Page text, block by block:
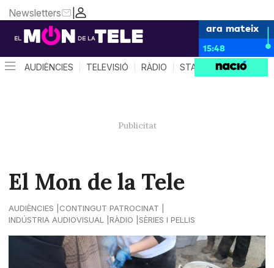
|
Newsletters
ara mateix
15:48
AUDIÈNCIES TELEVISIÓ RÀDIO STAR SYSTEM
El Mon de la Tele
AUDIÈNCIES
CONTINGUT PATROCINAT
INDÚSTRIA AUDIOVISUAL
RÀDIO SÈRIES I PEL·LIS